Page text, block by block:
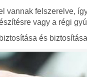
vannak felszerelve,
vagy a régi
és